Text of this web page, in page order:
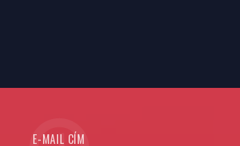
E-MAIL CÍM